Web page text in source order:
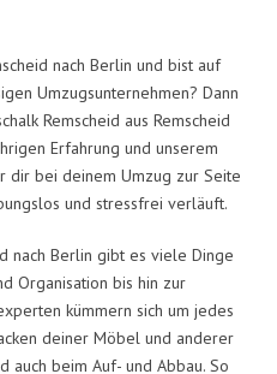
nach Berlin und bist auf
Umzugsunternehmen? Dann
Remscheid aus Remscheid
Erfahrung und unserem
dir bei deinem Umzug zur Seite
und stressfrei verläuft.
nach Berlin gibt es viele Dinge
Organisation bis hin zur
kümmern sich um jedes
deiner Möbel und anderer
auch beim Auf- und Abbau. So